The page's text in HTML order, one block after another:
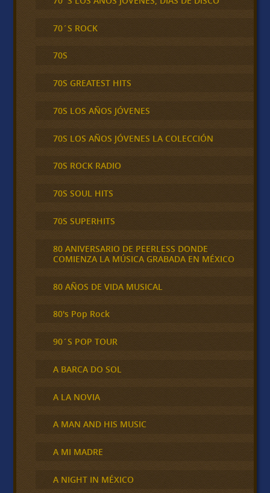
70´S ROCK
70S
70S GREATEST HITS
70S LOS AÑOS JÓVENES
70S LOS AÑOS JÓVENES LA COLECCIÓN
70S ROCK RADIO
70S SOUL HITS
70S SUPERHITS
80 ANIVERSARIO DE PEERLESS DONDE
COMIENZA LA MÚSICA GRABADA EN MÉXICO
80 AÑOS DE VIDA MUSICAL
80's Pop Rock
90´S POP TOUR
A BARCA DO SOL
A LA NOVIA
A MAN AND HIS MUSIC
A MI MADRE
A NIGHT IN MÉXICO